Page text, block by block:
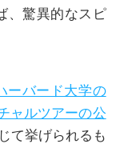
、驚異的なスピ
ーバード大学の
ャルツアーの公
て挙げられるも